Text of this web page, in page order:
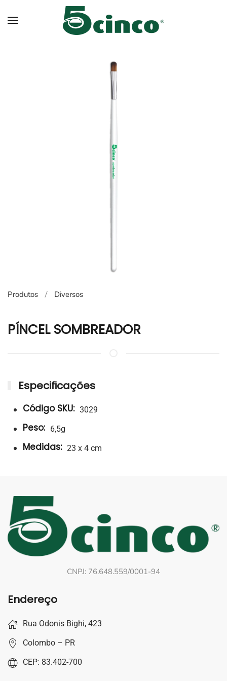
Skip to main content
Produtos Diversos
PÍNCEL SOMBREADOR
Especificações
Código SKU: 3029
Peso: 6,5g
Medidas: 23 x 4 cm
CNPJ: 76.648.559/0001-94
Endereço
Rua Odonis Bighi, 423
Colombo – PR
CEP: 83.402-700